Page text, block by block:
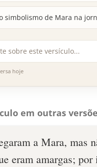
simbolismo de Mara na
hoje
em outras
a Mara, mas
eram amargas;